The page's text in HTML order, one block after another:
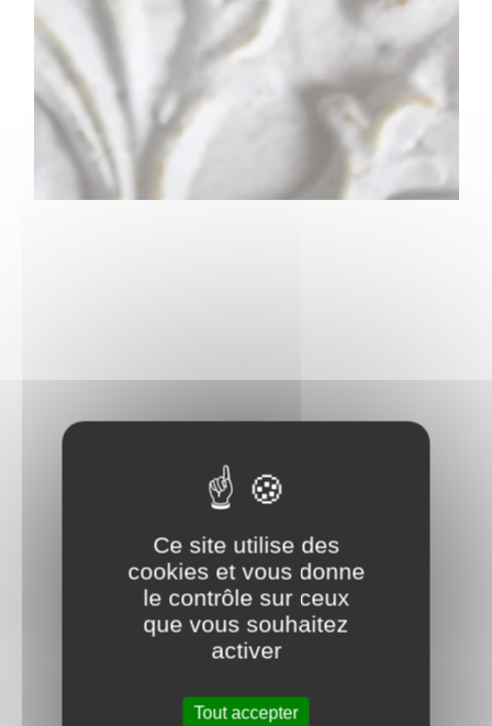
Ce site utilise des
cookies et vous donne
le contrôle sur ceux
que vous souhaitez
activer
Tout accepter